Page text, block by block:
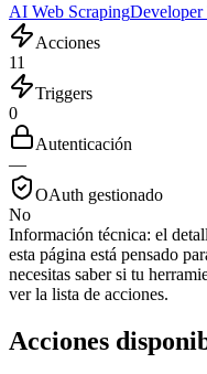
AI Web ScrapingDeveloper
Acciones
11
Triggers
0
Autenticación
—
OAuth gestionado
No
Información técnica: el
esta página está pensado
necesitas saber si tu
ver la lista de acciones.
Acciones